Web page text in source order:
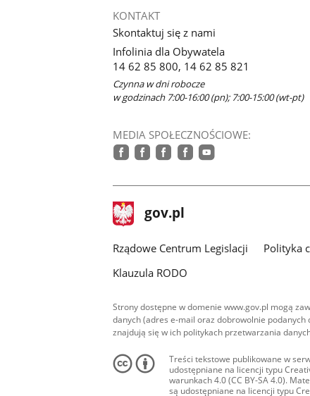
KONTAKT
Skontaktuj się z nami
Infolinia dla Obywatela
14 62 85 800, 14 62 85 821
Czynna w dni robocze
w godzinach 7:00-16:00 (pn); 7:00-15:00 (wt-pt)
MEDIA SPOŁECZNOŚCIOWE:
stopka
gov.pl Strona
gov.pl
Rządowe Centrum Legislacji Polityka
Klauzula RODO
Strony dostępne w domenie www.gov.pl mogą
danych (adres e-mail oraz dobrowolnie podanych
znajdują się w ich politykach przetwarzania
Treści tekstowe publikowane w
udostępniane na licencji typu
warunkach 4.0 (CC BY-SA 4.0).
są udostępniane na licencji typu